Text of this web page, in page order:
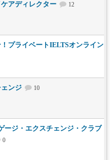
アディレクター
12
！プライベートIELTSオンライン
ンジ
10
ージ・エクスチェンジ・クラブ
0